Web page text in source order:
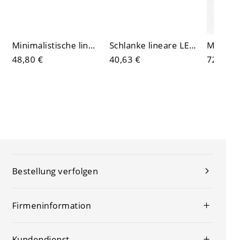
Minimalistische lineare LED-Deckenleuchte, mattschwarze Aluminium-Deckenleuchte für den gewerblichen Einsatz
48,80 €
Schlanke lineare LED-Deckenleuchte, architektonische Deckenleuchte für Büro, Küche oder Flur
40,63 €
Bestellung verfolgen
Firmeninformation